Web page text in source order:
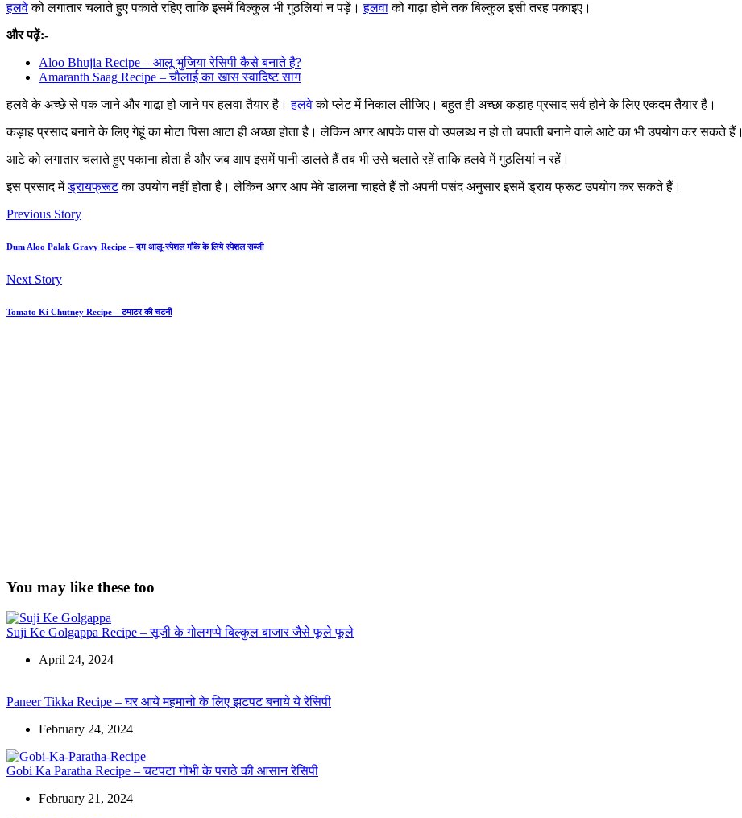
हलवेको लगातार चलाते हुए पकाते रहिए ताकि इसमें बिल्कुल भी गुठलियां न पड़ें।हलवाको गाढ़ा होने तक बिल्कुल इसी तरह पकाइए।
और पढ़ें:-
Aloo Bhujia Recipe – आलू भुजिया रेसिपी कैसे बनाते है?
Amaranth Saag Recipe – चौलाई का खास स्वादिष्ट साग
हलवे के अच्छे से पक जाने और गाढा़ हो जाने पर हलवा तैयार है।हलवेको प्लेट में निकाल लीजिए। बहुत ही अच्छा कड़ाह प्रसाद सर्व होने के लिए एकदम तैयार है।
कड़ाह प्रसाद बनाने के लिए गेहूं का मोटा पिसा आटा ही अच्छा होता है। लेकिन अगर आपके पास वो उपलब्ध न हो तो चपाती बनाने वाले आटे का भी उपयोग कर सकते हैं।
आटे को लगातार चलाते हुए पकाना होता है और जब आप इसमें पानी डालते हैं तब भी उसे चलाते रहें ताकि हलवे में गुठलियां न रहें।
इस प्रसाद मेंड्रायफ्रूटका उपयोग नहीं होता है। लेकिन अगर आप मेवे डालना चाहते हैं तो अपनी पसंद अनुसार इसमें ड्राय फ्रूट उपयोग कर सकते हैं।
Previous Story
Dum Aloo Palak Gravy Recipe – दम आलू-स्पेशल मौके के लिये स्पेशल सब्जी
Next Story
Tomato Ki Chutney Recipe – टमाटर की चटनी
You may like these too
Suji Ke Golgappa Recipe – सूजी के गोलगप्पे बिल्कुल बाजार जैसे फूले फूले
April 24, 2024
Paneer Tikka Recipe – घर आये महमानो के लिए झटपट बनाये ये रेसिपी
February 24, 2024
Gobi Ka Paratha Recipe – चटपटा गोभी के पराठे की आसान रेसिपी
February 21, 2024